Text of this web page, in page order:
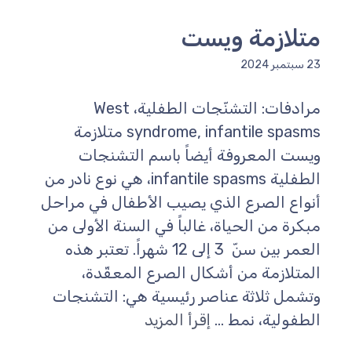
متلازمة ويست
23 سبتمبر 2024
مرادفات: التشنّجات الطفلية، West
syndrome, infantile spasms متلازمة
ويست المعروفة أيضاً باسم التشنجات
الطفلية infantile spasms، هي نوع نادر من
أنواع الصرع الذي يصيب الأطفال في مراحل
مبكرة من الحياة، غالباً في السنة الأولى من
العمر بين سنّ 3 إلى 12 شهراً. تعتبر هذه
المتلازمة من أشكال الصرع المعقّدة،
وتشمل ثلاثة عناصر رئيسية هي: التشنجات
الطفولية، نمط ... إقرأ المزيد